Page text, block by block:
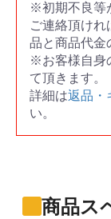
※初期不良等
ご連絡頂けれ
品と商品代金
※お客様自身
て頂きます。
詳細は返品・
い。
商品ス